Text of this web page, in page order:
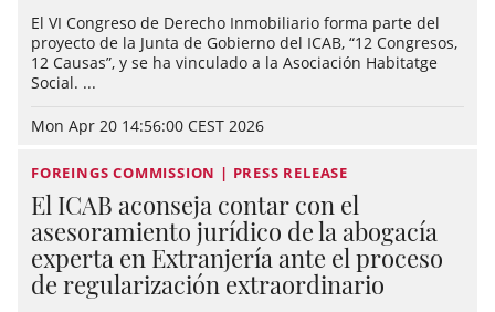
El VI Congreso de Derecho Inmobiliario forma parte del
proyecto de la Junta de Gobierno del ICAB, “12 Congresos,
12 Causas”, y se ha vinculado a la Asociación Habitatge
Social. ...
Mon Apr 20 14:56:00 CEST 2026
FOREINGS COMMISSION | PRESS RELEASE
El ICAB aconseja contar con el
asesoramiento jurídico de la abogacía
experta en Extranjería ante el proceso
de regularización extraordinario